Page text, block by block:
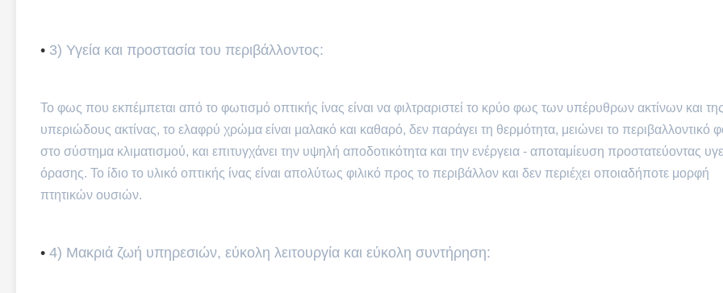
• 3) Υγεία και προστασία του περιβάλλοντος:
Το φως που εκπέμπεται από το φωτισμό οπτικής ίνας είναι να φιλτραριστεί το κρύο φως των υπέρυθρων ακτίνων και της
υπεριώδους ακτίνας, το ελαφρύ χρώμα είναι μαλακό και καθαρό, δεν παράγει τη θερμότητα, μειώνει το περιβαλλοντικό
στο σύστημα κλιματισμού, και επιτυγχάνει την υψηλή αποδοτικότητα και την ενέργεια - αποταμίευση προστατεύοντας
όρασης. Το ίδιο το υλικό οπτικής ίνας είναι απολύτως φιλικό προς το περιβάλλον και δεν περιέχει οποιαδήποτε μορφή
πτητικών ουσιών.
• 4) Μακριά ζωή υπηρεσιών, εύκολη λειτουργία και εύκολη συντήρηση: